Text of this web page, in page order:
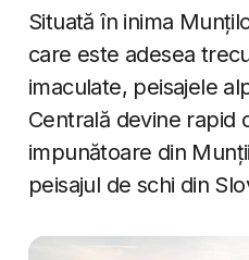
Situată în inima
care este adesea
imaculate, peisajele
Centrală devine rapid
impunătoare din
peisajul de schi din